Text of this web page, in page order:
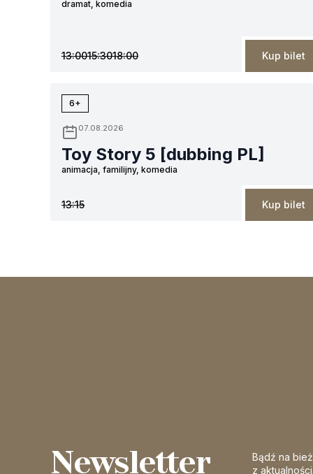
dramat, komedia
13:0015:3018:00 Kup bilet
6+
07.08.2026
Toy Story 5 [dubbing PL]
animacja, familijny, komedia
13:15 Kup bilet
Newsletter
Bądź na
z